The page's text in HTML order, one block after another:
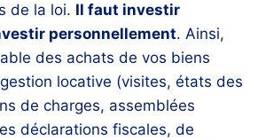
de la loi. Il faut investir
personnellement. Ainsi,
des achats de vos biens
locative (visites, états des
de charges, assemblées
déclarations fiscales, de